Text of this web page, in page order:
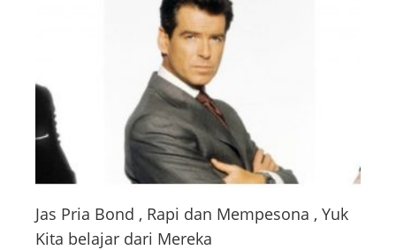
Jas Pria Bond , Rapi dan Mempesona , Yuk
Kita belajar dari Mereka